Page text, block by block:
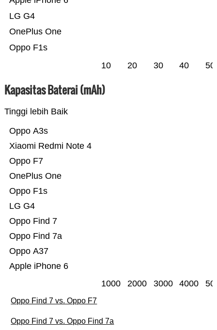
Oppo F1s
OnePlus One
LG G4
10 20 30 40 50
Kapasitas Baterai (mAh)
Tinggi lebih Baik
Apple iPhone 6
Oppo A37
Oppo Find 7a
Oppo Find 7
LG G4
Oppo F1s
OnePlus One
Oppo F7
Xiaomi Redmi Note 4
Oppo A3s
1000 2000 3000 4000
Oppo Find 7 vs. Oppo F7
Oppo Find 7 vs. Oppo Find 7a